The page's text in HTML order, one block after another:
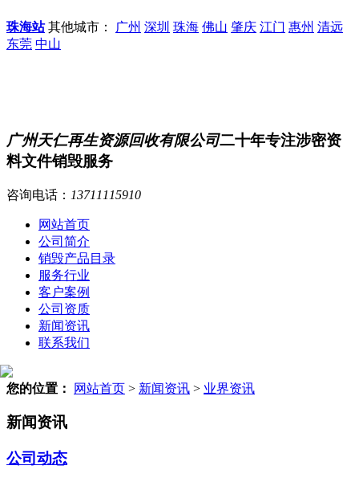
珠海站其他城市： 广州 深圳 珠海 佛山 肇庆 江门 惠州 清远
东莞 中山
广州天仁再生资源回收有限公司二十年专注涉密资
料文件销毁服务
咨询电话： 13711115910
网站首页
公司简介
销毁产品目录
服务行业
客户案例
公司资质
新闻资讯
联系我们
您的位置： 网站首页 > 新闻资讯 > 业界资讯
新闻资讯
公司动态